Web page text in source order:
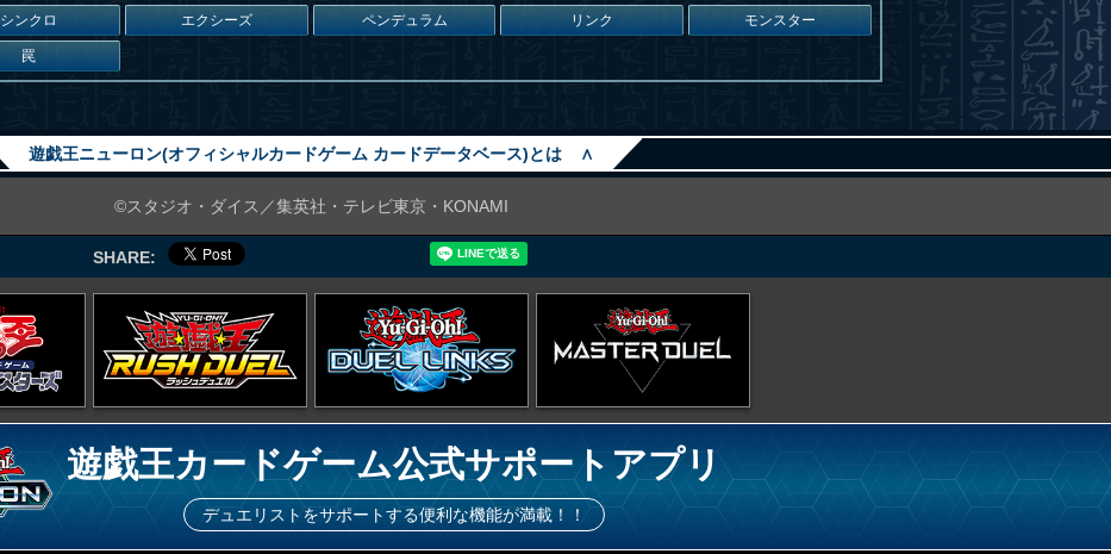
シンクロ エクシーズ ペンデュラム リンク モンスター
罠
遊戯王ニューロン(オフィシャルカードゲーム カードデータベース)とは ∧
©スタジオ・ダイス／集英社・テレビ東京・KONAMI
SHARE:
遊戯王カードゲーム公式サポートアプリ
デュエリストをサポートする便利な機能が満載！！